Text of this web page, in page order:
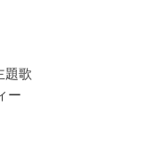
題歌
ー